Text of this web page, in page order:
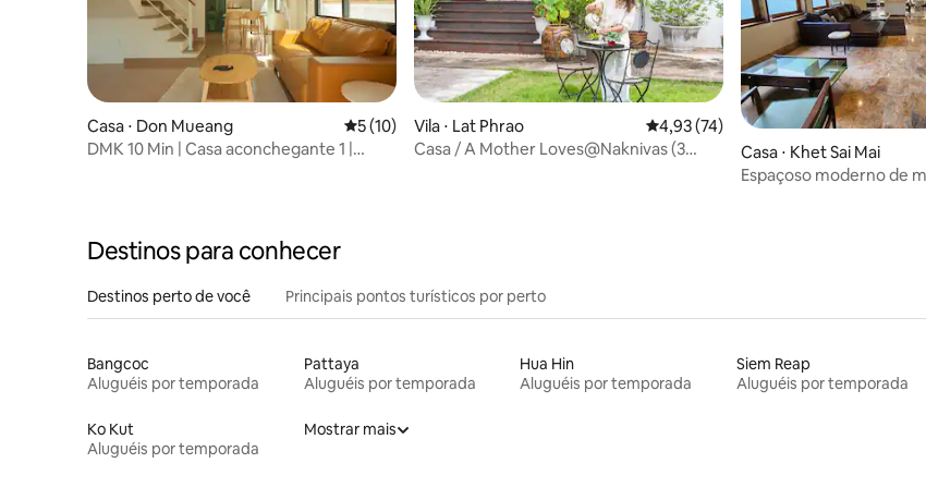
Casa ⋅ Don Mueang 5 de uma avaliação média de 5, 10 avaliações
5 (10)
DMK 10 Min | Casa aconchegante 1 |
Vila ⋅ Lat Phrao 4,93 de uma avaliação média de 5, 74
4,93 (74)
Casa / A Mother Loves@Naknivas (3
Casa ⋅ Khet Sai Mai
Espaçoso moderno de
Destinos para conhecer
Destinos perto de você Principais pontos turísticos por perto
Bangcoc
Aluguéis por temporada
Pattaya
Aluguéis por temporada
Hua Hin
Aluguéis por temporada
Siem Reap
Aluguéis por temporada
Ko Kut
Aluguéis por temporada
Mostrar mais